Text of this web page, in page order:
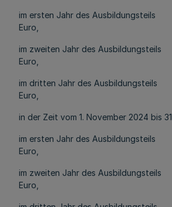
im ersten Jahr des
Euro,
im zweiten Jahr des
Euro,
im dritten Jahr des
Euro,
in der Zeit vom 1. November 2024 bis
im ersten Jahr des
Euro,
im zweiten Jahr des
Euro,